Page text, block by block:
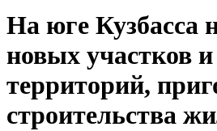
На юге Кузбасса
новых участков и
территорий,
строительства